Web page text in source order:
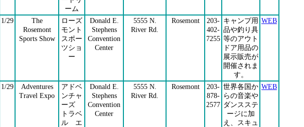
ーム
1/29
The
Rosemont
Sports Show
ローズ
モント
スポー
ツショ
ー
Donald E.
Stephens
Convention
Center
5555 N.
River Rd.
Rosemont
203-
402-
7255
キャンプ用
品や釣り具
等のアウト
ドア用品の
展示販売が
開催されま
す。
WEB
1/29
Adventures
Travel Expo
アドベ
ンチャ
ーズ
トラベ
ル エ
Donald E.
Stephens
Convention
Center
5555 N.
River Rd.
Rosemont
203-
878-
2577
世界各国か
らの音楽や
ダンスステ
ージに加
え、スキュ
WEB